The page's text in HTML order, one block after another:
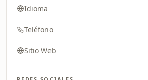
Idioma
Teléfono
Sitio Web